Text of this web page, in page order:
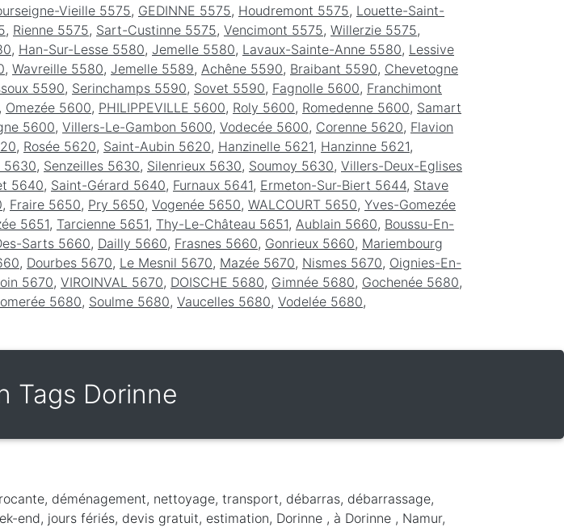
Vieille 5575, GEDINNE 5575, Houdremont 5575, Louette-Saint-
, Rienne 5575, Sart-Custinne 5575, Vencimont 5575, Willerzie 5575,
, Han-Sur-Lesse 5580, Jemelle 5580, Lavaux-Sainte-Anne 5580, Lessive
, Wavreille 5580, Jemelle 5589, Achêne 5590, Braibant 5590, Chevetogne
5590, Serinchamps 5590, Sovet 5590, Fagnolle 5600, Franchimont
, Omezée 5600, PHILIPPEVILLE 5600, Roly 5600, Romedenne 5600, Samart
5600, Villers-Le-Gambon 5600, Vodecée 5600, Corenne 5620, Flavion
, Rosée 5620, Saint-Aubin 5620, Hanzinelle 5621, Hanzinne 5621,
5630, Senzeilles 5630, Silenrieux 5630, Soumoy 5630, Villers-Deux-Eglises
5640, Saint-Gérard 5640, Furnaux 5641, Ermeton-Sur-Biert 5644, Stave
, Fraire 5650, Pry 5650, Vogenée 5650, WALCOURT 5650, Yves-Gomezée
5651, Tarcienne 5651, Thy-Le-Château 5651, Aublain 5660, Boussu-En-
Sarts 5660, Dailly 5660, Frasnes 5660, Gonrieux 5660, Mariembourg
, Dourbes 5670, Le Mesnil 5670, Mazée 5670, Nismes 5670, Oignies-En-
5670, VIROINVAL 5670, DOISCHE 5680, Gimnée 5680, Gochenée 5680,
5680, Soulme 5680, Vaucelles 5680, Vodelée 5680,
Tags Dorinne
déménagement, nettoyage, transport, débarras, débarrassage,
end, jours fériés, devis gratuit, estimation, Dorinne , à Dorinne , Namur,